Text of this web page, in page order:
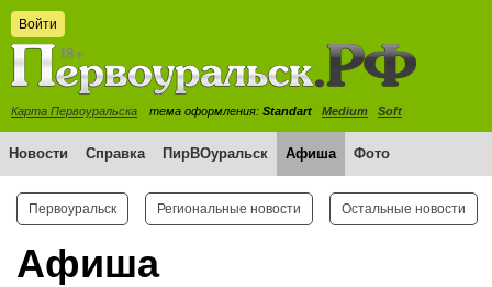
Войти
Карта Первоуральска тема оформления: Standart Medium Soft
Новости Справка ПирВОуральск Афиша Фото
Первоуральск Региональные новости Остальные новости
Афиша